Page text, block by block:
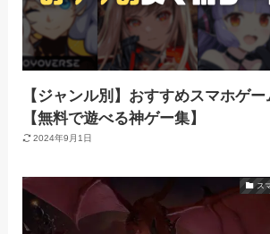
【ジャンル別】おすすめスマホゲ
【無料で遊べる神ゲー集】
2024年9月1日
ス